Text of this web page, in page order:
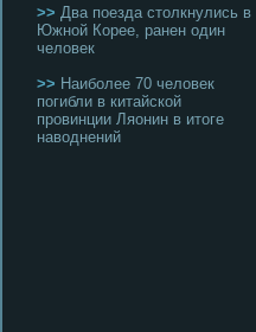
>> Два поезда столкнулись в
Южной Корее, ранен один
человек
>> Наиболее 70 человек
погибли в китайской
провинции Ляонин в итоге
наводнений